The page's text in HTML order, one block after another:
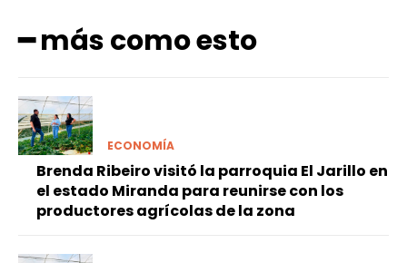
━ más como esto
ECONOMÍA
Brenda Ribeiro visitó la parroquia El Jarillo en
el estado Miranda para reunirse con los
productores agrícolas de la zona